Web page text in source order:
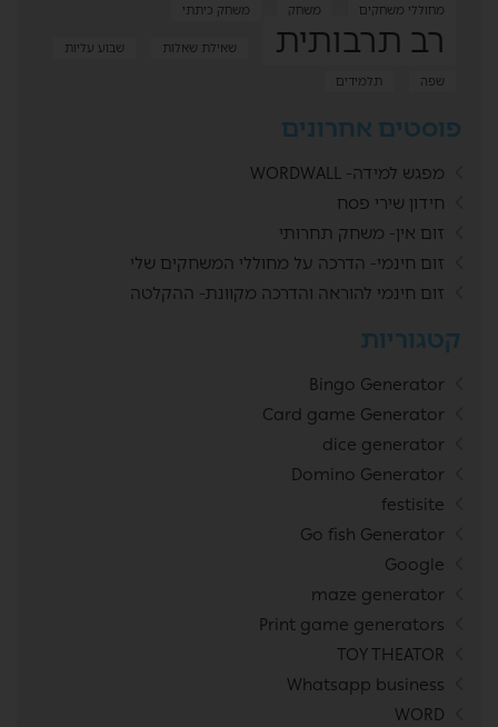
מחוללי משחקים
משחק משחק כיתתי
רב תרבותית שאילת שאלות
שבוע עליות
שפה
תלמידים
פוסטים אחרונים
מפגש למידה- WORDWALL
חידון שירי פסח
זום אין- משחק תחרותי
זום חינמי- הדרכה על מחוללי המשחקים שלי
זום חינמי להוראה והדרכה מקוונת- ההקלטה
קטגוריות
Bingo Generator
Card game Generator
dice generator
Domino Generator
festisite
Go fish Generator
Google
maze generator
Print game generators
TOY THEATOR
Whatsapp business
WORD